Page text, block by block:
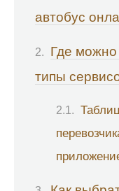
автобус
Где можно
типы